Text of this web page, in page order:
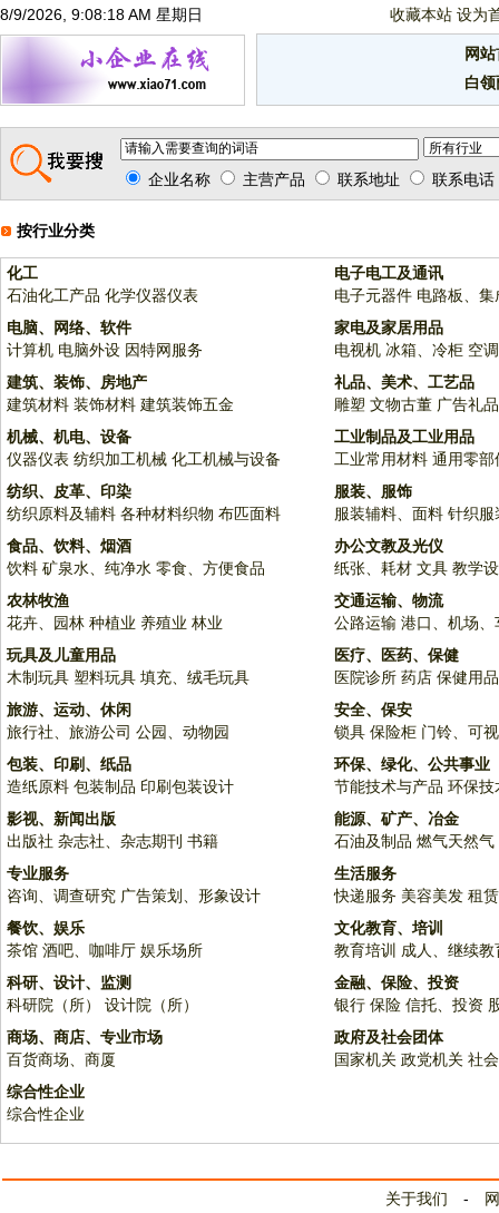
8/9/2026, 9:08:19 AM 星期日 收藏本站 设为
网
白
企业名称 主营产品 联系地址 联系电话
按行业分类
化工
石油化工产品 化学仪器仪表
电子电工及通讯
电子元器件 电路板、集
电脑、网络、软件
计算机 电脑外设 因特网服务
家电及家居用品
电视机 冰箱、冷柜 空调
建筑、装饰、房地产
建筑材料 装饰材料 建筑装饰五金
礼品、美术、工艺品
雕塑 文物古董 广告礼品
机械、机电、设备
仪器仪表 纺织加工机械 化工机械与设备
工业制品及工业用品
工业常用材料 通用零部
纺织、皮革、印染
纺织原料及辅料 各种材料织物 布匹面料
服装、服饰
服装辅料、面料 针织服
食品、饮料、烟酒
饮料 矿泉水、纯净水 零食、方便食品
办公文教及光仪
纸张、耗材 文具 教学
农林牧渔
花卉、园林 种植业 养殖业 林业
交通运输、物流
公路运输 港口、机场、
玩具及儿童用品
木制玩具 塑料玩具 填充、绒毛玩具
医疗、医药、保健
医院诊所 药店 保健用品
旅游、运动、休闲
旅行社、旅游公司 公园、动物园
安全、保安
锁具 保险柜 门铃、可
包装、印刷、纸品
造纸原料 包装制品 印刷包装设计
环保、绿化、公共事业
节能技术与产品 环保技
影视、新闻出版
出版社 杂志社、杂志期刊 书籍
能源、矿产、冶金
石油及制品 燃气天然气
专业服务
咨询、调查研究 广告策划、形象设计
生活服务
快递服务 美容美发 租
餐饮、娱乐
茶馆 酒吧、咖啡厅 娱乐场所
文化教育、培训
教育培训 成人、继续教
科研、设计、监测
科研院（所）
设计院（所）
金融、保险、投资
银行 保险 信托、投资
商场、商店、专业市场
百货商场、商厦
政府及社会团体
国家机关 政党机关 社
综合性企业
综合性企业
关于我们 -